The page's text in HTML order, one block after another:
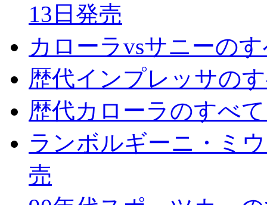
13日発売
カローラvsサニーの
歴代インプレッサの
歴代カローラのすべ
ランボルギーニ・ミ
売